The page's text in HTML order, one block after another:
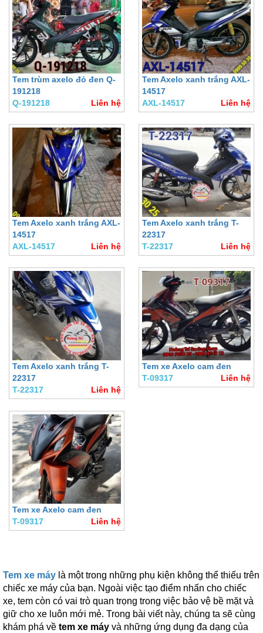
Tem trùm axelo đỏ đen Q-
191218
Q-191218
Liên hệ
Tem Axelo xanh trắng AXL-
14517
AXL-14517
Liên hệ
Tem Axelo xanh trắng AXL-
14517
AXL-14517
Liên hệ
Tem Axelo xanh trắng T-
22317
T-22317
Liên hệ
Tem Axelo xanh trắng T-
22317
T-22317
Liên hệ
Tem xe Axelo cam đen
T-09317
Liên hệ
Tem xe Axelo cam đen
T-09317
Liên hệ
Tem xe máy là một trong những phụ kiện không thể thiếu trên
chiếc xe máy của bạn. Ngoài việc tạo điểm nhấn cho chiếc
xe, tem còn có vai trò quan trọng trong việc bảo vệ bề mặt và
giữ cho xe luôn mới mẻ. Trong bài viết này, chúng ta sẽ cùng
khám phá về tem xe máy và những ứng dụng đa dạng của